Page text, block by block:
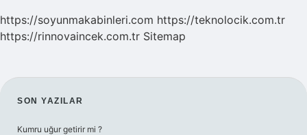
https://soyunmakabinleri.com https://teknolocik.com.tr
https://rinnovaincek.com.tr Sitemap
SIDEBAR
SON YAZILAR
Kumru uğur getirir mi ?